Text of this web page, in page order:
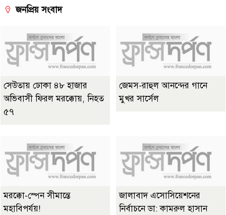
জনপ্রিয় সংবাদ
সেউতায় ঢোকা ৪৮ হাজার
অভিবাসী ফিরল মরক্কোয়, নিহত
৫৭
জেমস-রাহুল আনন্দের গানে
মুখর সার্সেল
মরক্কো-স্পেন সীমান্তে
মহাবিপর্যয়!
জালাবাদ এসোসিয়েশনের
নির্বাচনে ডা: কামরুল হাসান